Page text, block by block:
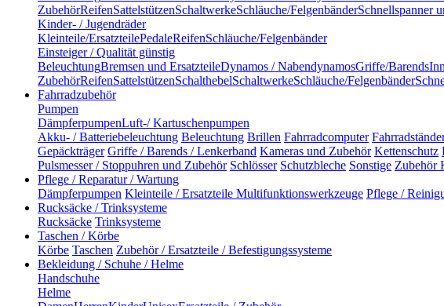
ZubehörReifenSattelstützenSchaltwerkeSchläuche/FelgenbänderSchnellspanner
Kinder- / Jugendräder
Kleinteile/ErsatzteilePedaleReifenSchläuche/Felgenbänder
Einsteiger / Qualität günstig
BeleuchtungBremsen und ErsatzteileDynamos / NabendynamosGriffe/Barends
ZubehörReifenSattelstützenSchalthebelSchaltwerkeSchläuche/Felgenbänder
Fahrradzubehör
Pumpen
DämpferpumpenLuft-/ Kartuschenpumpen
Akku- / Batteriebeleuchtung Beleuchtung Brillen Fahrradcomputer
Gepäckträger Griffe / Barends / Lenkerband Kameras und Zubehör Kettenschutz
Pulsmesser / Stoppuhren und Zubehör Schlösser Schutzbleche Sonstige Zubehör
Pflege / Reparatur / Wartung
Dämpferpumpen Kleinteile / Ersatzteile Multifunktionswerkzeuge Pflege /
Rucksäcke / Trinksysteme
Rucksäcke Trinksysteme
Taschen / Körbe
Körbe Taschen Zubehör / Ersatzteile / Befestigungssysteme
Bekleidung / Schuhe / Helme
Handschuhe
Helme